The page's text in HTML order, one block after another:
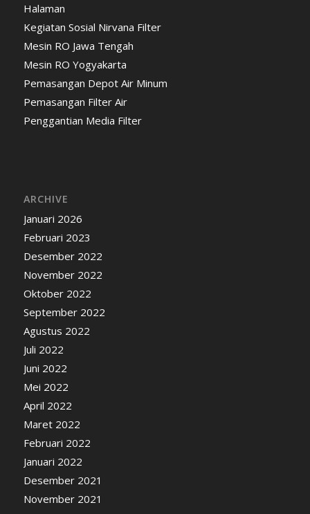
Halaman
Kegiatan Sosial Nirvana Filter
Mesin RO Jawa Tengah
Mesin RO Yogyakarta
Pemasangan Depot Air Minum
Pemasangan Filter Air
Penggantian Media Filter
ARCHIVE
Januari 2026
Februari 2023
Desember 2022
November 2022
Oktober 2022
September 2022
Agustus 2022
Juli 2022
Juni 2022
Mei 2022
April 2022
Maret 2022
Februari 2022
Januari 2022
Desember 2021
November 2021